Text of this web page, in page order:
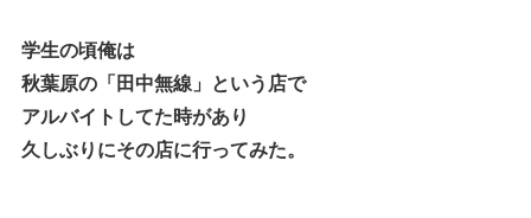
学生の頃俺は
秋葉原の「田中無線」という店で
アルバイトしてた時があり
久しぶりにその店に行ってみた。